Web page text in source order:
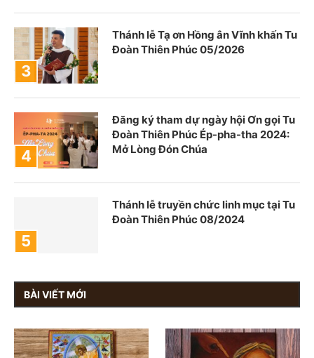
Thánh lễ Tạ ơn Hồng ân Vĩnh khấn Tu
Đoàn Thiên Phúc 05/2026
Đăng ký tham dự ngày hội Ơn gọi Tu
Đoàn Thiên Phúc Ép-pha-tha 2024:
Mở Lòng Đón Chúa
Thánh lễ truyền chức linh mục tại Tu
Đoàn Thiên Phúc 08/2024
BÀI VIẾT MỚI